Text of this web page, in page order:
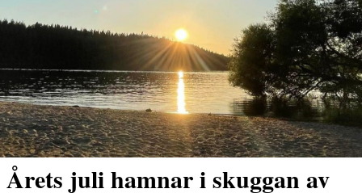
Årets juli hamnar i skuggan av